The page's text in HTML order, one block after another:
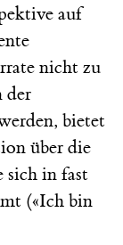
auf
nicht zu
der
bietet
über die
in fast
(«Ich bin